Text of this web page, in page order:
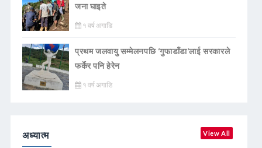
जना घाइते
१ वर्ष अगाडि
प्रथम जलवायु सम्मेलनपछि ‘गुफाडाँडा’लाई सरकारले
फर्केर पनि हेरेन
१ वर्ष अगाडि
अध्यात्म View All